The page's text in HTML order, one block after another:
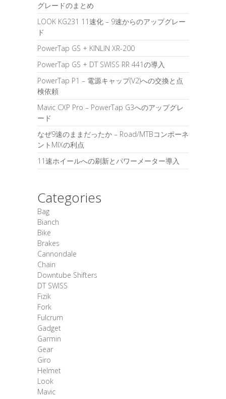
グレードのまとめ
LOOK KG231 11速化 – 9速からのアップグレー
ド
PowerTap GS + KINLIN XR-200
PowerTap GS + DT SWISS RR 441の導入
PowerTap P1 – 電源キャップ(V2)への交換と点
検依頼
Mavic CXP Pro – PowerTap G3へのアップグレ
ード
なぜ9速のままだったか – Road/MTBコンポーネ
ントMIXの利点
11速ホイールへの刷新とパワーメーター導入
Categories
Bag
Bianch
Bike
Brakes
Cannondale
Chain
Downtube Shifters
DT SWISS
Fizik
Fork
Fulcrum
Gadget
Garmin
Gear
Giro
Helmet
Look
Mavic